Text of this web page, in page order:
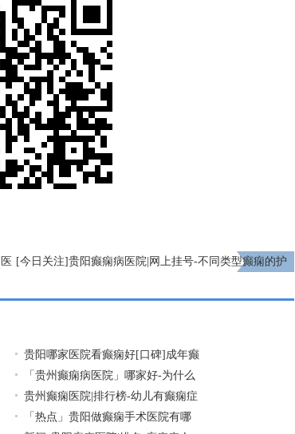
[今日关注]贵阳癫痫病医院|网上挂号-不同类型癫痫的护
贵阳哪家医院看癫痫好[口碑]成年癫
「贵州癫痫病医院」哪家好-为什么
贵州癫痫医院|排行榜-幼儿有癫痫症
「热点」贵阳做癫痫手术医院有哪